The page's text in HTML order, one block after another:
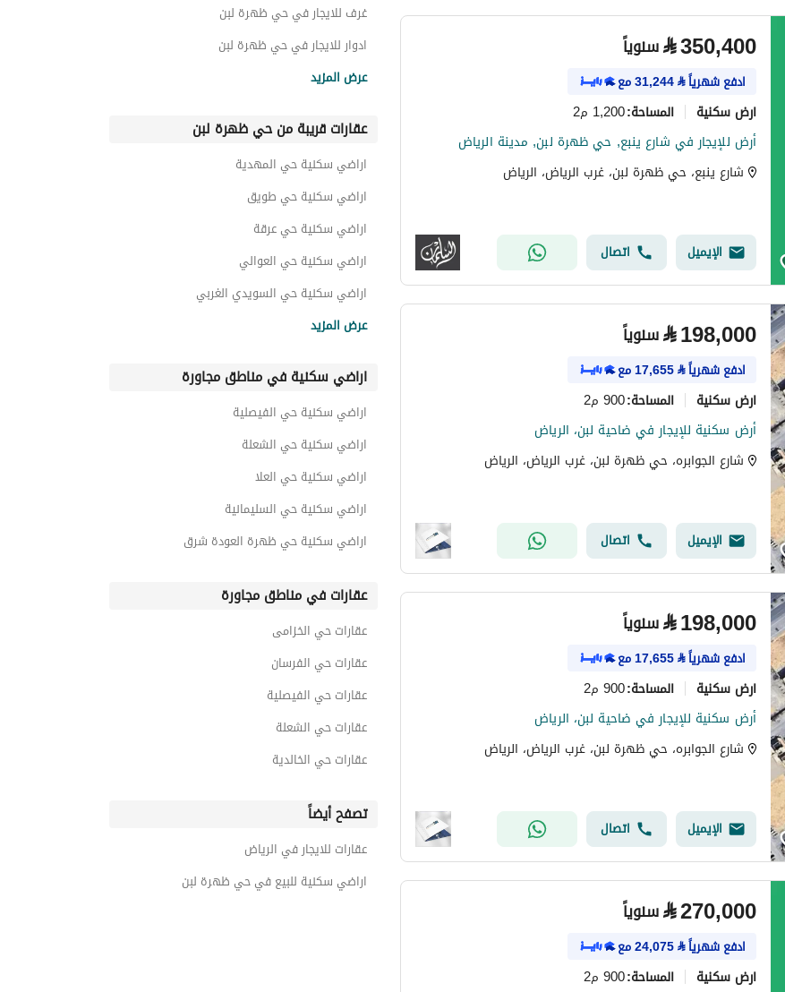
⃁350,400 سنوياً
ادفع شهرياً⃁
31,244مع
ارض سكنية المساحة:1,200 م2
أرض للإيجار في شارع ينبع, حي ظهرة لبن, مدينة الرياض
شارع ينبع، حي ظهرة لبن، غرب الرياض، الرياض
الإيميل اتصال
⃁198,000 سنوياً
ادفع شهرياً⃁
17,655مع
ارض سكنية المساحة:900 م2
أرض سكنية للإيجار في ضاحية لبن، الرياض
شارع الجوابره، حي ظهرة لبن، غرب الرياض، الرياض
الإيميل اتصال
⃁198,000 سنوياً
ادفع شهرياً⃁
17,655مع
ارض سكنية المساحة:900 م2
أرض سكنية للإيجار في ضاحية لبن، الرياض
شارع الجوابره، حي ظهرة لبن، غرب الرياض، الرياض
الإيميل اتصال
⃁270,000 سنوياً
ادفع شهرياً⃁
24,075مع
ارض سكنية المساحة:900 م2
غرف للايجار في حي ظهرة لبن
ادوار للايجار في حي ظهرة لبن
عرض المزيد
عقارات قريبة من حي ظهرة لبن
اراضي سكنية حي المهدية
اراضي سكنية حي طويق
اراضي سكنية حي عرقة
اراضي سكنية حي العوالي
اراضي سكنية حي السويدي الغربي
اراضي سكنية حي ديراب
اراضي سكنية حي الحزم
اراضي سكنية حي الرحمانية
عرض المزيد
اراضي سكنية في مناطق مجاورة
اراضي سكنية حي الفيصلية
اراضي سكنية حي الشعلة
اراضي سكنية حي العلا
اراضي سكنية حي السليمانية
اراضي سكنية حي ظهرة العودة شرق
عقارات في مناطق مجاورة
عقارات حي الخزامى
عقارات حي الفرسان
عقارات حي الفيصلية
عقارات حي الشعلة
عقارات حي الخالدية
تصفح أيضاً
عقارات للايجار في الرياض
اراضي سكنية للبيع في حي ظهرة لبن